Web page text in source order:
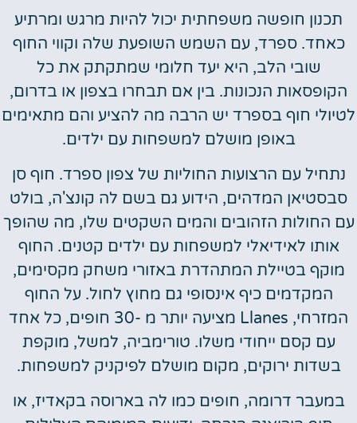
תכנון חופשה משפחתית יכול להיות מרגש ומרתיע
כאחד. ספרד, עם השמש השופעת שלה וקווי החוף
שובי הלב, היא יעד חלומי שמתקתק את כל
הקופסאות הנכונות. בין אם תבחרו בצפון או בדרום,
חוף בספרד יש הרבה מה להציע והם מתאימים
באופן מושלם למשפחות עם ילדים.
נתחיל עם הרצועות החוליות של צפון ספרד. חוף סן
סבסטיאן המדהים, הידוע גם בשם לה קונצ'ה, בולט
החולות הזהובים והמים השקטים שלו, מה שהופך
אותו לאידיאלי למשפחות עם ילדים קטנים. החוף
מוקף בטיילת המתהדרת באזורי משחק מקסימים,
המקדמים כיף אינסופי גם מחוץ לחול. על החוף
המזרחי, Llanes מציעה יותר מ -30 חופים, כל אחד
עם קסם ייחודי משלו. טורימביה, למשל, מוקפת
בשדות ירוקים, מקום מושלם לפיקניק למשפחות.
במעבר דרומה, חופים כמו לה בארוסה בקאדיז, או